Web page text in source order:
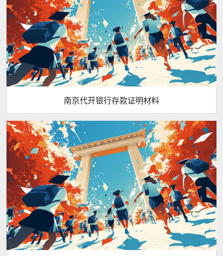
南京代开银行存款证明材料